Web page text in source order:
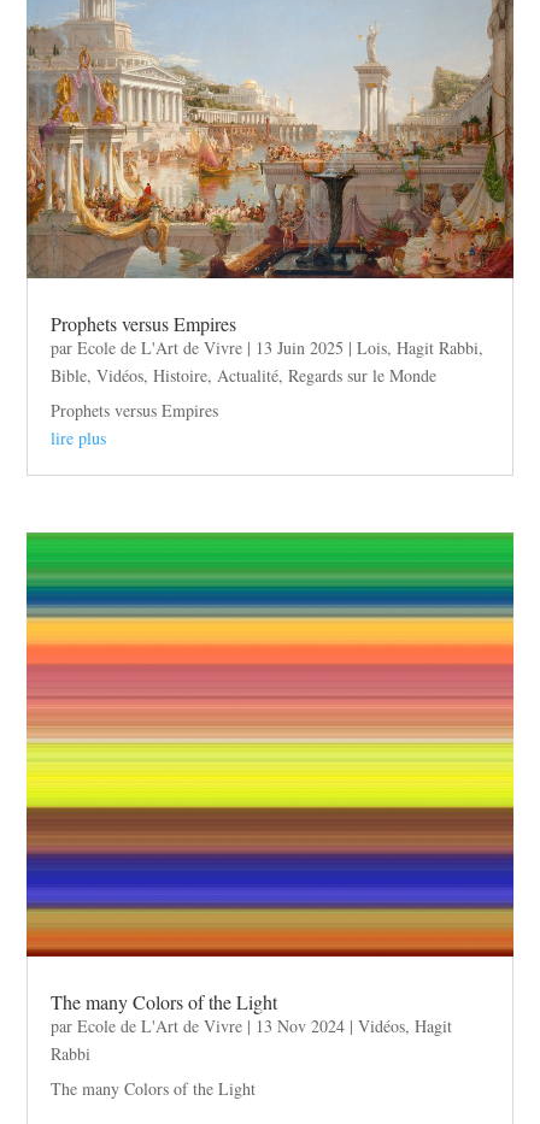
Prophets versus Empires
parEcole de L'Art de Vivre | 13 Juin 2025 |Lois,Hagit Rabbi,
Bible,Vidéos,Histoire,Actualité,Regards sur le Monde
Prophets versus Empires
lire plus
The many Colors of the Light
parEcole de L'Art de Vivre | 13 Nov 2024 |Vidéos,Hagit
Rabbi
The many Colors of the Light